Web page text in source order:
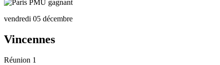
vendredi 05 décembre
Vincennes
Réunion 1